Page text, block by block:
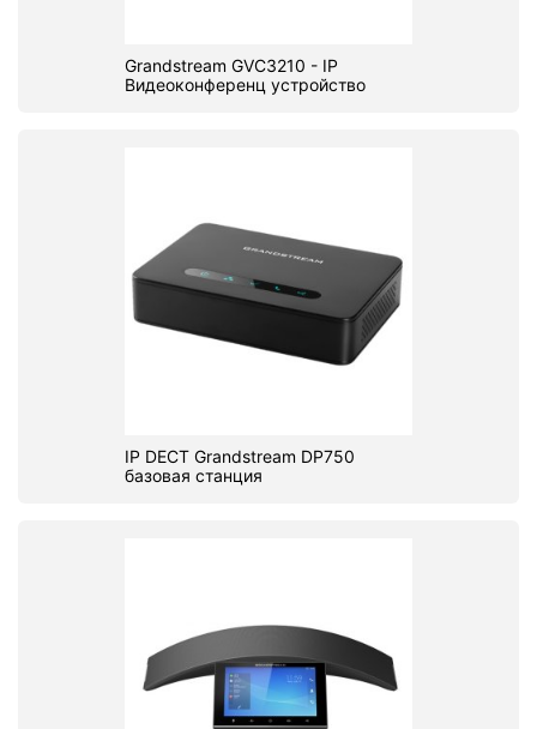
Grandstream GVC3210 - IP
Видеоконференц устройство
IP DECT Grandstream DP750
базовая станция